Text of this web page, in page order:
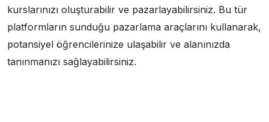
kurslarınızı oluşturabilir ve pazarlayabilirsiniz. Bu tür
platformların sunduğu pazarlama araçlarını kullanarak,
potansiyel öğrencilerinize ulaşabilir ve alanınızda
tanınmanızı sağlayabilirsiniz.